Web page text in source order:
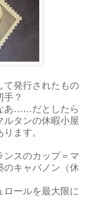
て発行されたもの
手？
あ……だとしたら
ルタンの休暇小屋
ます。
ンスのカップ＝マ
のキャバノン（休
ロールを最大限に